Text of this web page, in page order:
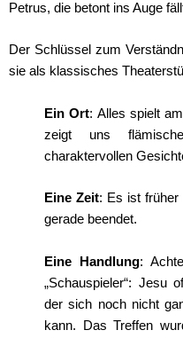
Petrus, die betont ins Auge
Der Schlüssel zum
sie als klassisches
Ein Ort: Alles spielt
zeigt uns
charaktervollen
Eine Zeit: Es ist früher
gerade beendet.
Eine Handlung:
„Schauspieler“: Jesu
der sich noch nicht
kann. Das Treffen